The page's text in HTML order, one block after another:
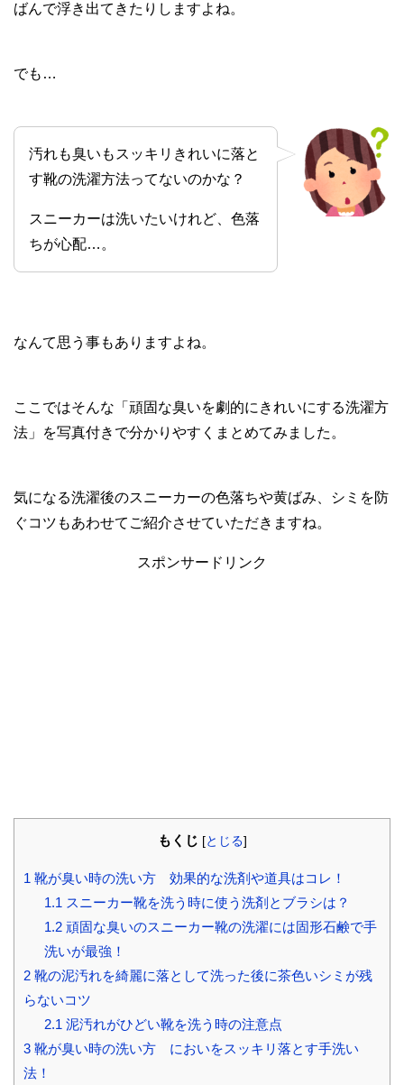
ばんで浮き出てきたりしますよね。
でも…
汚れも臭いもスッキリきれいに落と
す靴の洗濯方法ってないのかな？
スニーカーは洗いたいけれど、色落
ちが心配…。
なんて思う事もありますよね。
ここではそんな「頑固な臭いを劇的にきれいにする洗濯方
法」を写真付きで分かりやすくまとめてみました。
気になる洗濯後のスニーカーの色落ちや黄ばみ、シミを防
ぐコツもあわせてご紹介させていただきますね。
スポンサードリンク
もくじ [とじる]
1 靴が臭い時の洗い方 効果的な洗剤や道具はコレ！
1.1スニーカー靴を洗う時に使う洗剤とブラシは？
1.2頑固な臭いのスニーカー靴の洗濯には固形石鹸で手
洗いが最強！
2 靴の泥汚れを綺麗に落として洗った後に茶色いシミが残
らないコツ
2.1泥汚れがひどい靴を洗う時の注意点
3 靴が臭い時の洗い方 においをスッキリ落とす手洗い
法！